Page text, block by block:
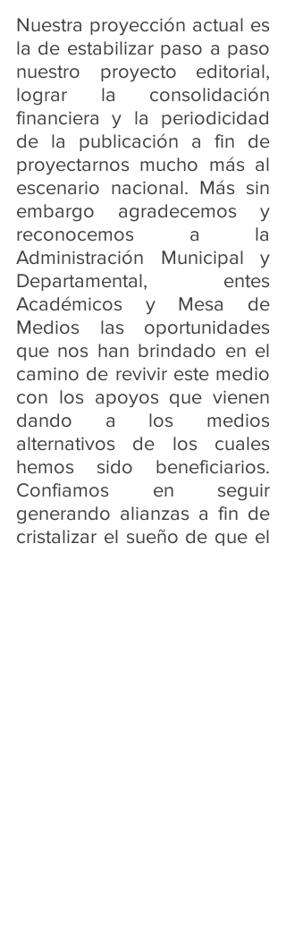
Nuestra proyección actual es
la de estabilizar paso a paso
nuestro proyecto editorial,
lograr la consolidación
financiera y la periodicidad
de la publicación a fin de
proyectarnos mucho más al
escenario nacional. Más sin
embargo agradecemos y
reconocemos a la
Administración Municipal y
Departamental, entes
Académicos y Mesa de
Medios las oportunidades
que nos han brindado en el
camino de revivir este medio
con los apoyos que vienen
dando a los medios
alternativos de los cuales
hemos sido beneficiarios.
Confiamos en seguir
generando alianzas a fin de
cristalizar el sueño de que el